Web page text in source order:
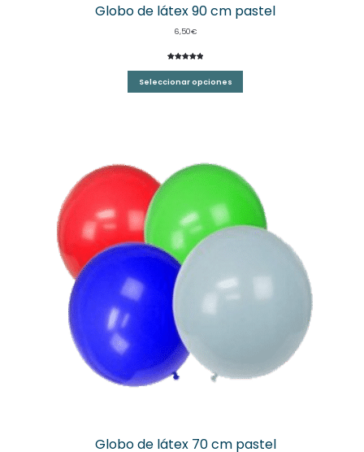
Globo de látex 90 cm pastel
6,50€
5 en base
Seleccionar opciones
Globo de látex 70 cm pastel